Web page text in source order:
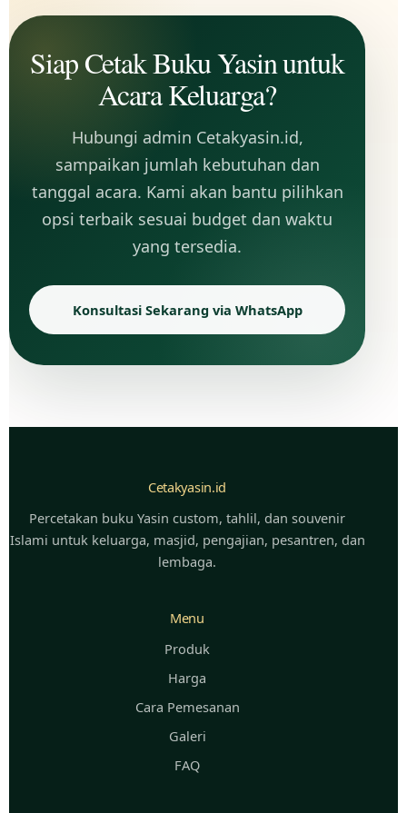
Siap Cetak Buku Yasin untuk
Acara Keluarga?
Hubungi admin Cetakyasin.id,
sampaikan jumlah kebutuhan dan
tanggal acara. Kami akan bantu pilihkan
opsi terbaik sesuai budget dan waktu
yang tersedia.
Konsultasi Sekarang via WhatsApp
Cetakyasin.id
Percetakan buku Yasin custom, tahlil, dan souvenir
Islami untuk keluarga, masjid, pengajian, pesantren, dan
lembaga.
Menu
Produk
Harga
Cara Pemesanan
Galeri
FAQ